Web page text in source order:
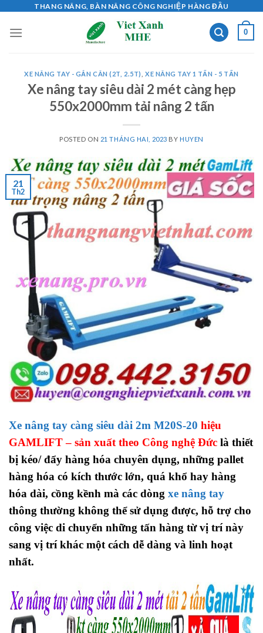
content
THANG NÂNG, BÀN NÂNG CÔNG NGHIỆP HÀNG ĐẦU
0
XE NÂNG TAY - GẮN CÂN (2T, 2.5T) ,XE NÂNG TAY 1 TẤN - 5 TẤN
Xe nâng tay siêu dài 2 mét càng hẹp
550x2000mm tải nâng 2 tấn
POSTED ON 21 THÁNG HAI, 2023 BYHUYEN
21
Th2
Xe nâng tay càng siêu dài 2m M20S-20 hiệu
GAMLIFT – sản xuất theo Công nghệ Đức là thiết
bị kéo/ đẩy hàng hóa chuyên dụng, những pallet
hàng hóa có kích thước lớn, quá khổ hay hàng
hóa dài, cồng kềnh mà các dòng xe nâng tay
thông thường không thể sử dụng được, hỗ trợ cho
công việc di chuyển những tấn hàng từ vị trí này
sang vị trí khác một cách dễ dàng và linh hoạt
nhất.